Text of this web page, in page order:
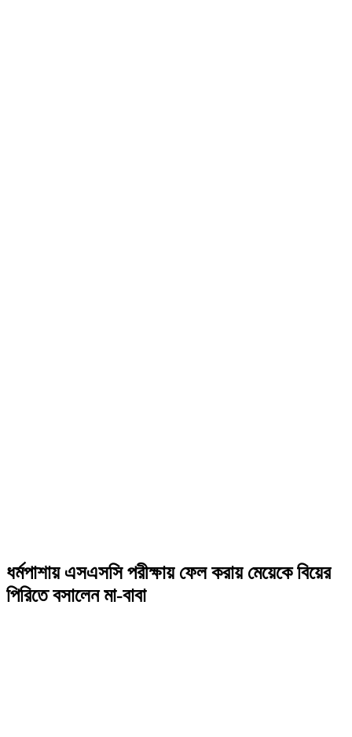
ধর্মপাশায় এসএসসি পরীক্ষায় ফেল করায় মেয়েকে বিয়ের
পিরিতে বসালেন মা-বাবা